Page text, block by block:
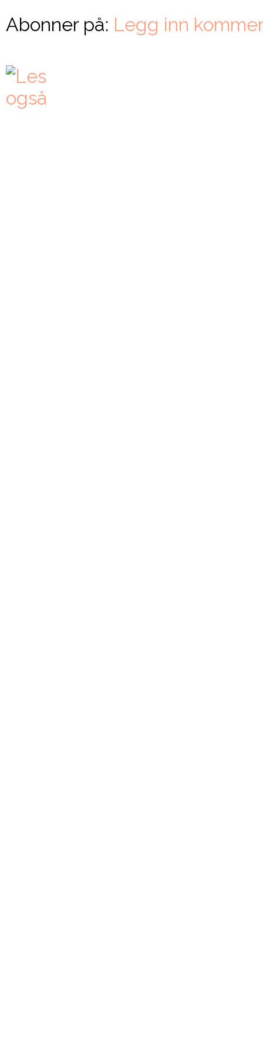
Abonner på: Legg inn